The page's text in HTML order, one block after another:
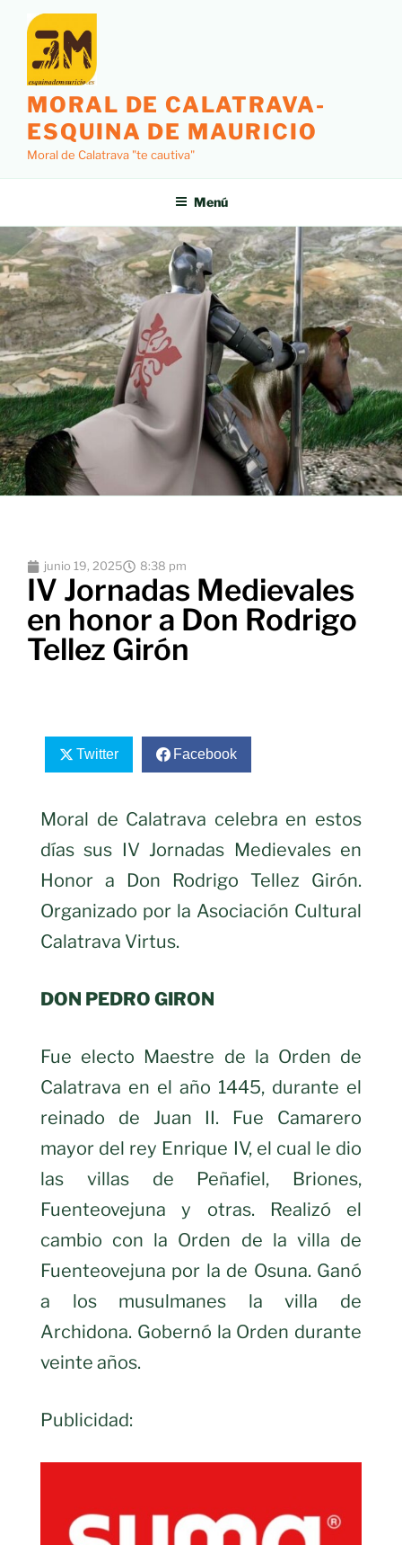
MORAL DE CALATRAVA-
ESQUINA DE MAURICIO
Moral de Calatrava "te cautiva"
Menú
junio 19, 2025 8:38 pm
IV Jornadas Medievales
en honor a Don Rodrigo
Tellez Girón
Twitter Facebook
Moral de Calatrava celebra en estos
días sus IV Jornadas Medievales en
Honor a Don Rodrigo Tellez Girón.
Organizado por la Asociación Cultural
Calatrava Virtus.
DON PEDRO GIRON
Fue electo Maestre de la Orden de
Calatrava en el año 1445, durante el
reinado de Juan II. Fue Camarero
mayor del rey Enrique IV, el cual le dio
las villas de Peñafiel, Briones,
Fuenteovejuna y otras. Realizó el
cambio con la Orden de la villa de
Fuenteovejuna por la de Osuna. Ganó
a los musulmanes la villa de
Archidona. Gobernó la Orden durante
veinte años.
Publicidad: